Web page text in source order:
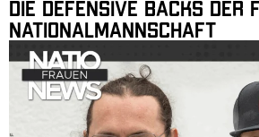
die Defensive Backs der
Nationalmannschaft